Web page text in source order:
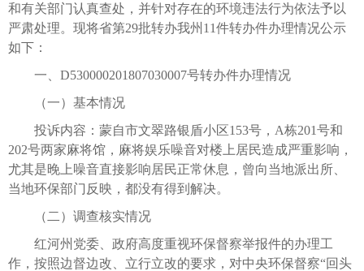
和有关部门认真查处，并针对存在的环境违法行为依法予以
严肃处理。现将省第29批转办我州11件转办件办理情况公示
如下：
一、D530000201807030007号转办件办理情况
（一）基本情况
投诉内容：蒙自市文翠路银盾小区153号，A栋201号和
202号两家麻将馆，麻将娱乐噪音对楼上居民造成严重影响，
尤其是晚上噪音直接影响居民正常休息，曾向当地派出所、
当地环保部门反映，都没有得到解决。
（二）调查核实情况
红河州党委、政府高度重视环保督察举报件的办理工
作，按照边督边改、立行立改的要求，对中央环保督察“回头